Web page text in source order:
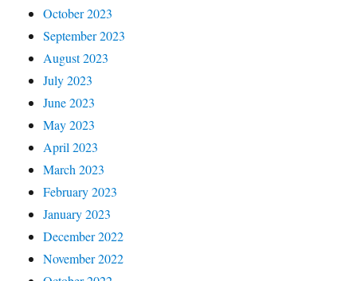
October 2023
September 2023
August 2023
July 2023
June 2023
May 2023
April 2023
March 2023
February 2023
January 2023
December 2022
November 2022